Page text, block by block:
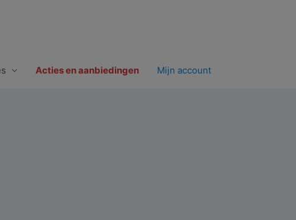
Acties en aanbiedingen Mijn account